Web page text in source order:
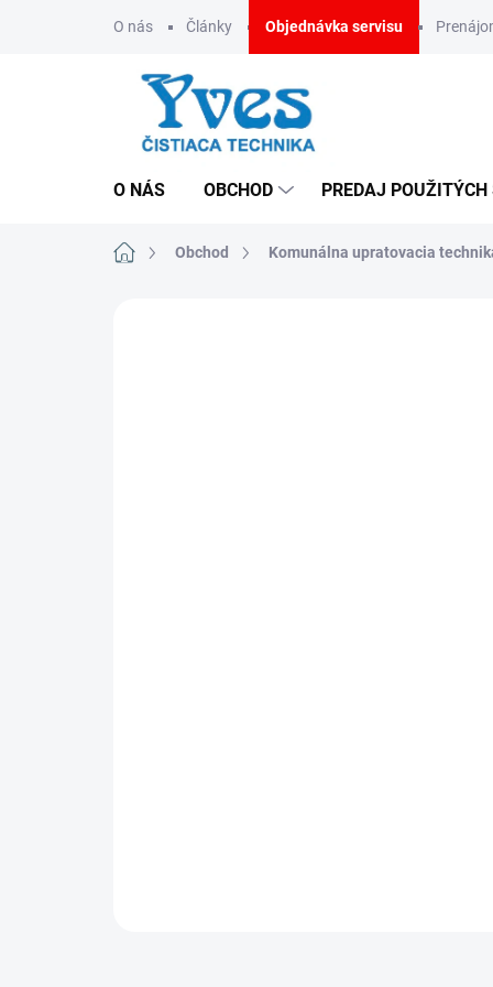
O nás Články Objednávka servisu
O NÁS OBCHOD PREDAJ POUŽITÝCH
DomovObchod Komunálna upratovacia